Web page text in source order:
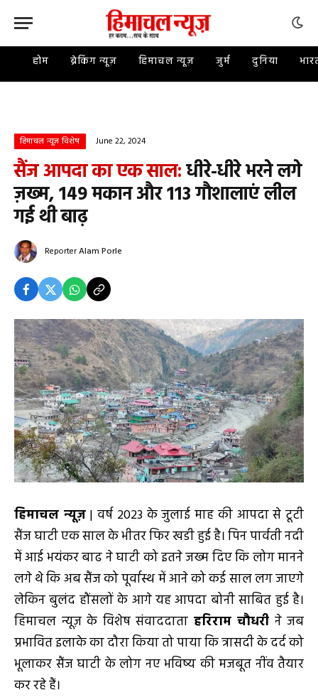
होम ब्रेकिंग न्यूज़ हिमाचल न्यूज़ जुर्म दुनिया
हिमाचल न्यूज़ विशेष June 22, 2024
सैंज आपदा का एक साल:धीरे-धीरे भरने लगे
ज़ख्म, 149 मकान और 113 गौशालाएं लील
गई थी बाढ़
ReporterAlam Porle
हिमाचल न्यूज़| वर्ष 2023 के जुलाई माह की आपदा से टूटी
सैंज घाटी एक साल के भीतर फिर खडी हुई है। पिन पार्वती नदी
में आई भयंकर बाढ ने घाटी को इतने जख्म दिए कि लोग मानने
लगे थे कि अब सैंज को पूर्वास्थ में आने को कई साल लग जाएगे
लेकिन बुलंद हौंसलों के आगे यह आपदा बोनी साबित हुई है।
हिमाचल न्यूज़ के विशेष संवाददाता हरिराम चौधरी ने जब
प्रभावित इलाके का दौरा किया तो पाया कि त्रासदी के दर्द को
भूलाकर सैंज घाटी के लोग नए भविष्य की मजबूत नींव तैयार
कर रहे हैं।